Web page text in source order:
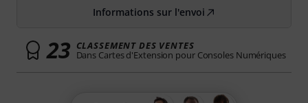
Informations sur l'envoi
23 CLASSEMENT DES VENTES
Dans Cartes d'Extension pour Consoles Numériques